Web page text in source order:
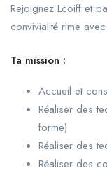
Rejoignez Lcoiff et
convivialité rime
Ta mission :
Accueil et
Réaliser des
forme)
Réaliser des
Réaliser des